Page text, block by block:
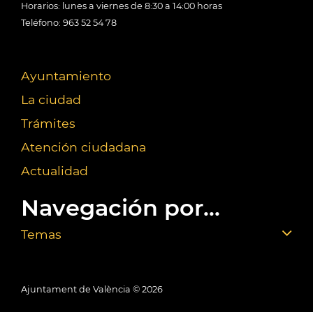
Horarios: lunes a viernes de 8:30 a 14:00 horas
Teléfono: 963 52 54 78
Ayuntamiento
La ciudad
Trámites
Atención ciudadana
Actualidad
Navegación por...
Temas
Ajuntament de València © 2026